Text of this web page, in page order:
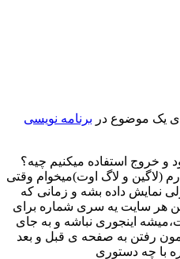
یک موضوع در برنامه نویسی
ورود و خروج استفاده میکنیم چیه؟
(لاگین و لاگ اوت)میخوام وقتی
نمایش داده بشه و زمانی که
باکس دومی. 2.پایین هر سایت یه سری شماره برای
اینجوری نباشه و به جای
رفتن به صفحه ی قبل و بعد
با چه دستوری